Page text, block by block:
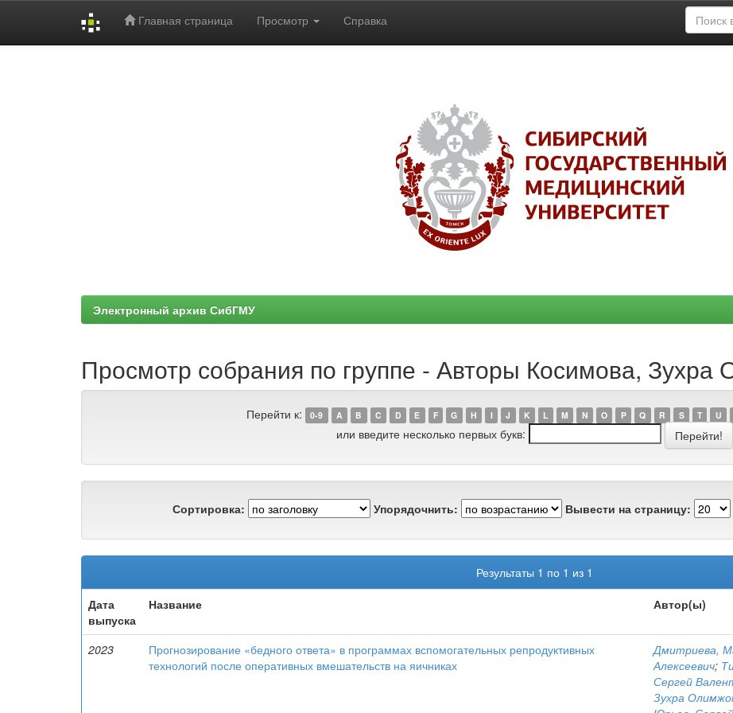
Главная страница Просмотр Справка
Электронный архив СибГМУ
Просмотр собрания по группе - Авторы Косимова,
Перейти к: 0-9 A B C D E F G H I J K L M N O P Q R S T U
или введите несколько первых букв:
Сортировка: Упорядочнить: Вывести на страницу:
Результаты 1 по 1 из 1
Дата
выпуска
Название Автор(ы)
2023
Прогнозирование «бедного ответа» в программах вспомогательных репродуктивных
технологий после оперативных вмешательств на яичниках
Дмитриева,
Алексеевич;
Сергей
Зухра